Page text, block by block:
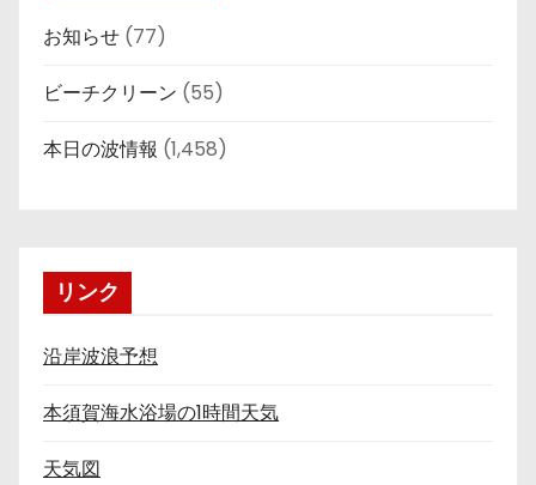
お知らせ (77)
ビーチクリーン (55)
本日の波情報 (1,458)
リンク
沿岸波浪予想
本須賀海水浴場の1時間天気
天気図